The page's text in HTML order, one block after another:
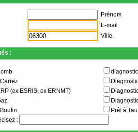
Prénom
E-mail
Ville
:
(ex ESRIS, ex ERNMT)
Prêt à
: